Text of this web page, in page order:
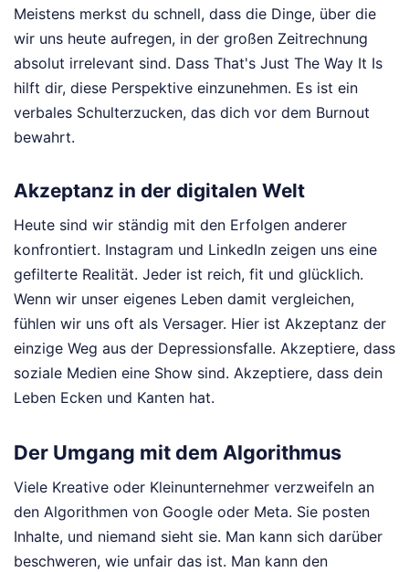
Meistens merkst du schnell, dass die Dinge, über die
wir uns heute aufregen, in der großen Zeitrechnung
absolut irrelevant sind. Dass That's Just The Way It Is
hilft dir, diese Perspektive einzunehmen. Es ist ein
verbales Schulterzucken, das dich vor dem Burnout
bewahrt.
Akzeptanz in der digitalen Welt
Heute sind wir ständig mit den Erfolgen anderer
konfrontiert. Instagram und LinkedIn zeigen uns eine
gefilterte Realität. Jeder ist reich, fit und glücklich.
Wenn wir unser eigenes Leben damit vergleichen,
fühlen wir uns oft als Versager. Hier ist Akzeptanz der
einzige Weg aus der Depressionsfalle. Akzeptiere, dass
soziale Medien eine Show sind. Akzeptiere, dass dein
Leben Ecken und Kanten hat.
Der Umgang mit dem Algorithmus
Viele Kreative oder Kleinunternehmer verzweifeln an
den Algorithmen von Google oder Meta. Sie posten
Inhalte, und niemand sieht sie. Man kann sich darüber
beschweren, wie unfair das ist. Man kann den